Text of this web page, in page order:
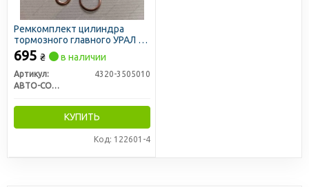
Ремкомплект цилиндра
тормозного главного УРАЛ с
каналами (6 наименований)
695 ₴ в наличии
Артикул:
4320-3505010
АВТО-СОЮЗ 88
КУПИТЬ
Код: 122601-4